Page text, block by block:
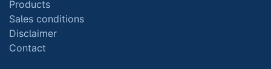
Products
Sales conditions
Disclaimer
Contact